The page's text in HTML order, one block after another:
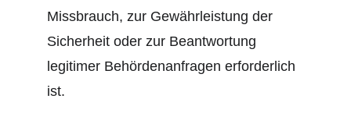
Missbrauch, zur Gewährleistung der
Sicherheit oder zur Beantwortung
legitimer Behördenanfragen erforderlich
ist.